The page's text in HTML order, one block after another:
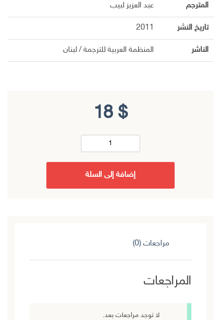
المترجم عبد العزيز لبيب
تاريخ النشر 2011
الناشر المنظمة العربية للترجمة / لبنان
18 $
إضافة إلى السلة
مراجعات (0)
المراجعات
لا توجد مراجعات بعد.